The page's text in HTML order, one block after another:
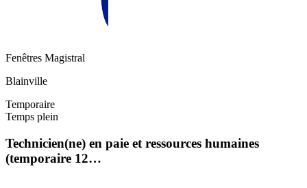
Fenêtres Magistral
Blainville
Temporaire
Temps plein
Technicien(ne) en paie et ressources humaines
(temporaire 12…